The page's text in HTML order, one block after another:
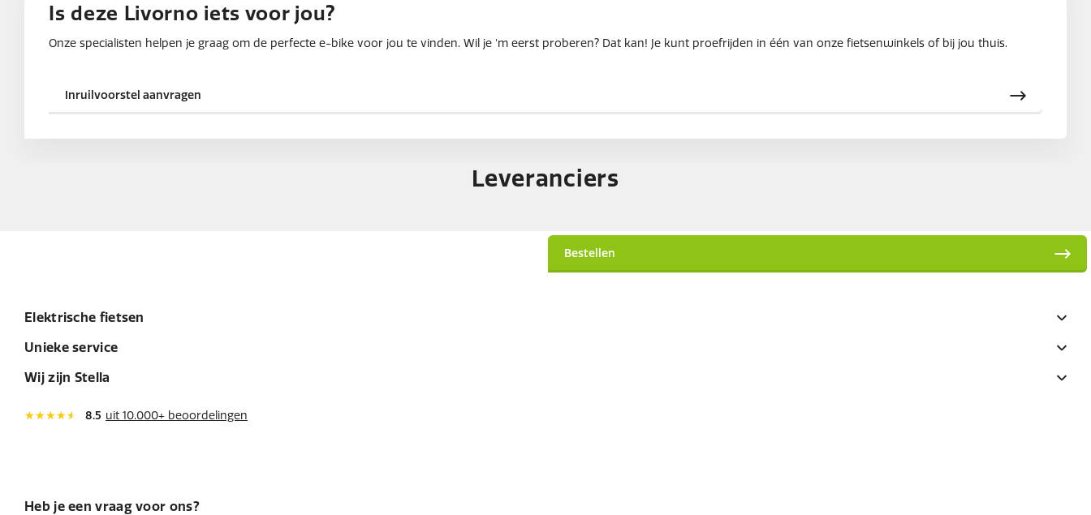
Is deze Livorno iets voor jou?
Onze specialisten helpen je graag om de perfecte e-bike voor jou te vinden. Wil je 'm eerst proberen? Dat kan! Je kunt proefrijden in één van onze fietsenwinkels of bij jou thuis.
Inruilvoorstel aanvragen
Leveranciers
Bestellen
Elektrische fietsen
Unieke service
Wij zijn Stella
Heb je een vraag voor ons?
8.5 uit 10.000+ beoordelingen